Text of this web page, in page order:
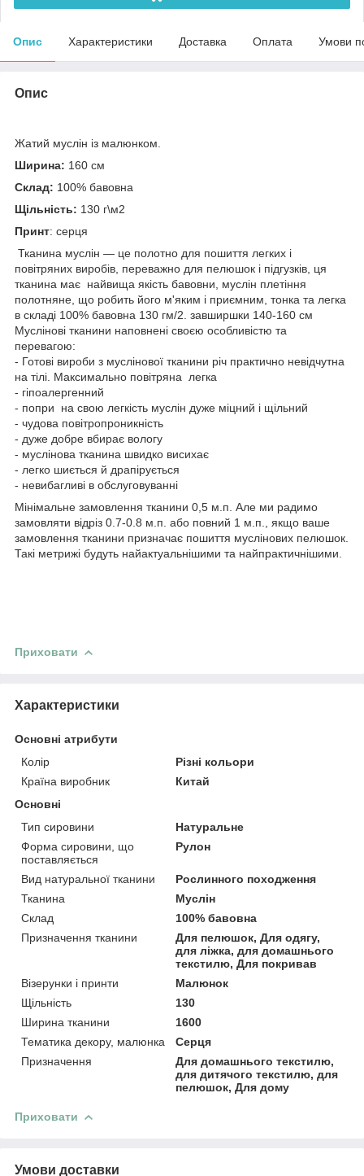
Опис Характеристики Доставка Оплата Умови
Опис
Жатий муслін із малюнком.
Ширина: 160 см
Склад: 100% бавовна
Щільність: 130 г\м2
Принт: серця
Тканина муслін — це полотно для пошиття легких і
повітряних виробів, переважно для пелюшок і підгузків, ця
тканина має найвища якість бавовни, муслін плетіння
полотняне, що робить його м'яким і приємним, тонка та легка
в складі 100% бавовна 130 гм/2. завширшки 140-160 см
Муслінові тканини наповнені своєю особливістю та
перевагою:
- Готові вироби з муслінової тканини річ практично невідчутна
на тілі. Максимально повітряна легка
- гіпоалергенний
- попри на свою легкість муслін дуже міцний і щільний
- чудова повітропроникність
- дуже добре вбирає вологу
- муслінова тканина швидко висихає
- легко шиється й драпірується
- невибагливі в обслуговуванні
Мінімальне замовлення тканини 0,5 м.п. Але ми радимо
замовляти відріз 0.7-0.8 м.п. або повний 1 м.п., якщо ваше
замовлення тканини призначає пошиття муслінових пелюшок.
Такі метрижі будуть найактуальнішими та найпрактичнішими.
Приховати
Характеристики
Основні атрибути
Колір
Різні кольори
Країна виробник
Китай
Основні
Тип сировини
Натуральне
Форма сировини, що
поставляється
Рулон
Вид натуральної тканини
Рослинного походження
Тканина
Муслін
Склад
100% бавовна
Призначення тканини
Для пелюшок, Для одягу,
для ліжка, для домашнього
текстилю, Для покривав
Візерунки і принти
Малюнок
Щільність
130
Ширина тканини
1600
Тематика декору, малюнка
Серця
Призначення
Для домашнього текстилю,
для дитячого текстилю, для
пелюшок, Для дому
Приховати
Умови доставки